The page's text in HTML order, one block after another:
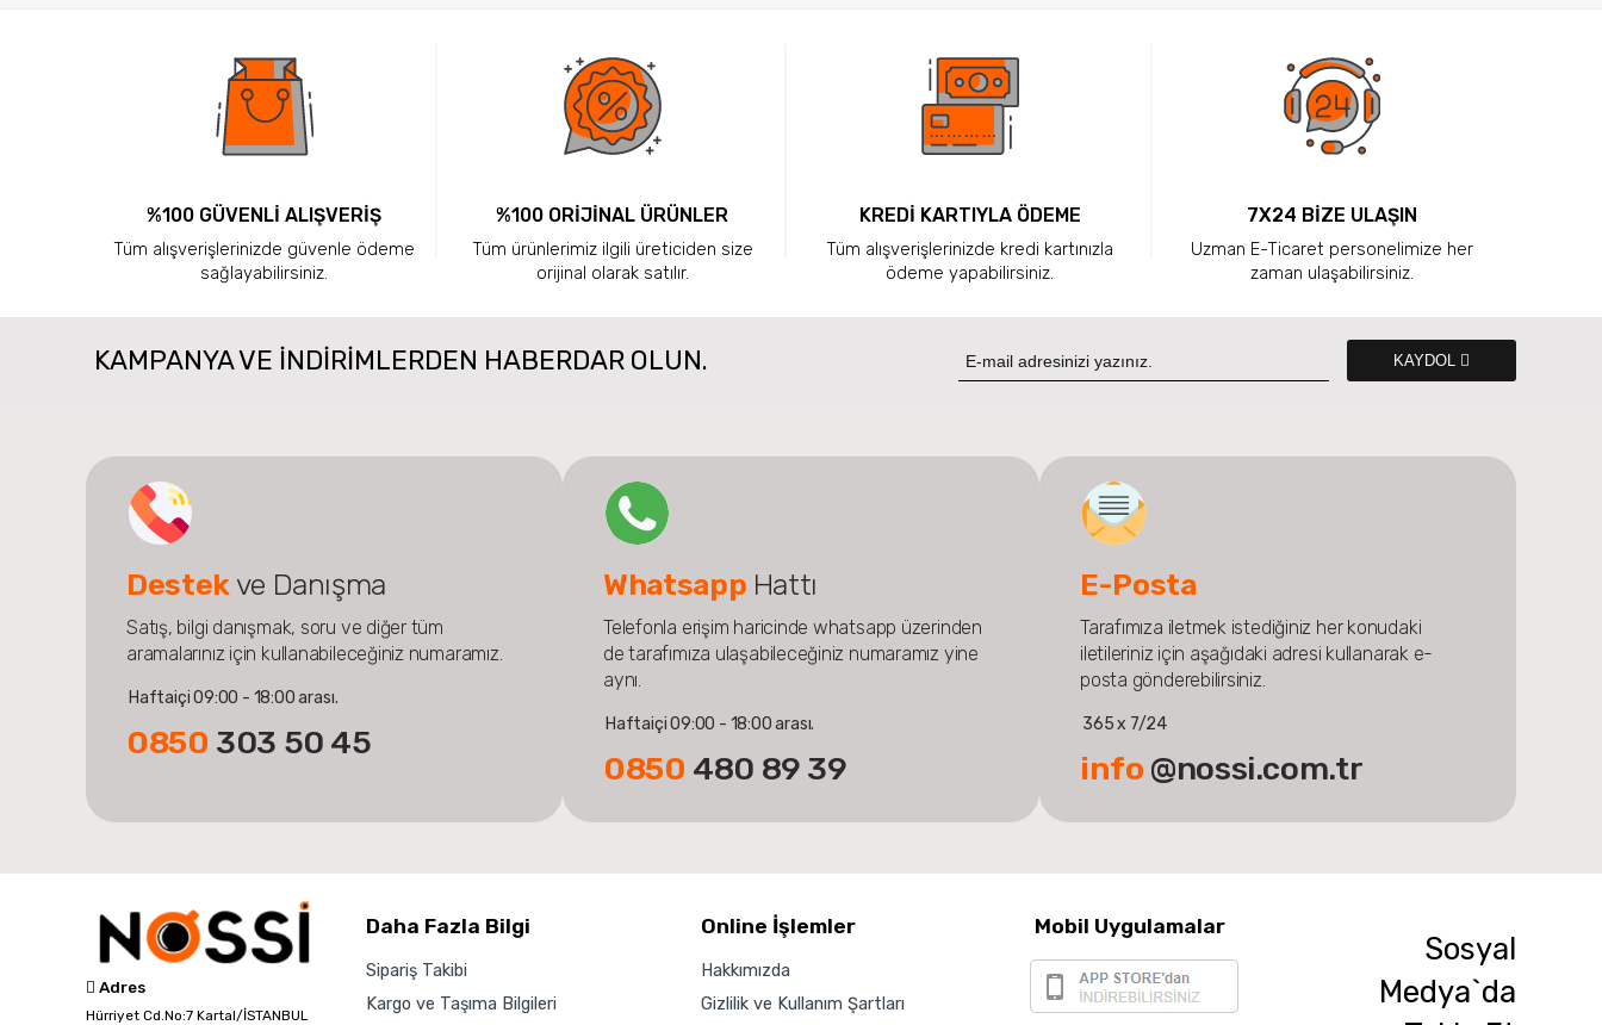
%100 GÜVENLİ ALIŞVERİŞ
Tüm alışverişlerinizde güvenle ödeme
sağlayabilirsiniz.
%100 ORİJİNAL ÜRÜNLER
Tüm ürünlerimiz ilgili üreticiden size
orijinal olarak satılır.
KREDİ KARTIYLA ÖDEME
Tüm alışverişlerinizde kredi kartınızla
ödeme yapabilirsiniz.
7X24 BİZE ULAŞIN
Uzman E-Ticaret personelimize her
zaman ulaşabilirsiniz.
KAMPANYA VE INDIRIMLERDEN HABERDAR OLUN. KAYDOL
Destekve Danışma
Satış, bilgi danışmak, soru ve diğer tüm
aramalarınız için kullanabileceğiniz numaramız.
Haftaiçi 09:00 - 18:00 arası.
0850 303 50 45
Whatsapp Hattı
Telefonla erişim haricinde whatsapp üzerinden
de tarafımıza ulaşabileceğiniz numaramız yine
aynı.
Haftaiçi 09:00 - 18:00 arası.
0850 480 89 39
E-Posta
Tarafımıza iletmek istediğiniz her konudaki
iletileriniz için aşağıdaki adresi kullanarak e-
posta gönderebilirsiniz.
365 x 7/24
info @nossi.com.tr
Adres
Hürriyet Cd.No:7 Kartal/İSTANBUL
Daha Fazla Bilgi
Sipariş Takibi
Kargo ve Taşıma Bilgileri
Online İşlemler
Hakkımızda
Gizlilik ve Kullanım Şartları
Mobil Uygulamalar
Sosyal
Medya`da